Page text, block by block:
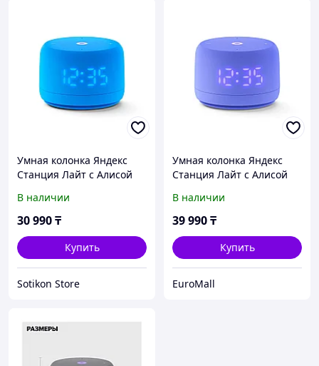
Умная колонка Яндекс
Станция Лайт с Алисой
В наличии
30 990₸
Купить
Sotikon Store
Умная колонка Яндекс
Станция Лайт с Алисой
Фиолетовый
В наличии
39 990₸
Купить
EuroMall